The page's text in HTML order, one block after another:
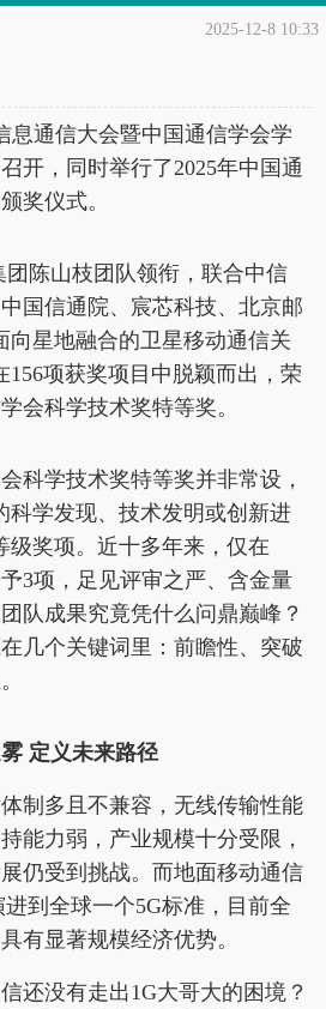
2025-12-8 10:33
息通信大会暨中国通信学会学
开，同时举行了2025年中国通
奖仪式。
陈山枝团队领衔，联合中信
国信通院、宸芯科技、北京邮
向星地融合的卫星移动通信关
156项获奖项目中脱颖而出，荣
会科学技术奖特等奖。
科学技术奖特等奖并非常设，
科学发现、技术发明或创新进
级奖项。近十多年来，仅在
3项，足见评审之严、含金量
队成果究竟凭什么问鼎巅峰？
几个关键词里：前瞻性、突破
定义未来路径
制多且不兼容，无线传输性能
能力弱，产业规模十分受限，
仍受到挑战。而地面移动通信
到全球一个5G标准，目前全
有显著规模经济优势。
还没有走出1G大哥大的困境？